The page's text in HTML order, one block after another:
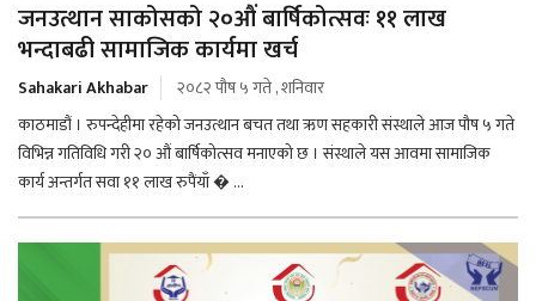
जनउत्थान साकोसको २०औं बार्षिकोत्सवः ११ लाख
भन्दाबढी सामाजिक कार्यमा खर्च
Sahakari Akhabar
२०८२ पौष ५ गते , शनिवार
काठमाडौं । रुपन्देहीमा रहेको जनउत्थान बचत तथा ऋण सहकारी संस्थाले आज पौष ५ गते
विभिन्न गतिविधि गरी २० औं बार्षिकोत्सव मनाएको छ । संस्थाले यस आवमा सामाजिक
कार्य अन्तर्गत सवा ११ लाख रुपैंयाँ � ...